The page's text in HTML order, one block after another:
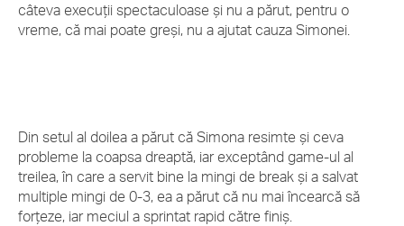
câteva execuții spectaculoase și nu a părut, pentru o
vreme, că mai poate greși, nu a ajutat cauza Simonei.
Din setul al doilea a părut că Simona resimte și ceva
probleme la coapsa dreaptă, iar exceptând game-ul al
treilea, în care a servit bine la mingi de break și a salvat
multiple mingi de 0-3, ea a părut că nu mai încearcă să
forțeze, iar meciul a sprintat rapid către finiș.